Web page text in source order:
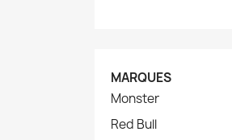
MARQUES
Monster
Red Bull